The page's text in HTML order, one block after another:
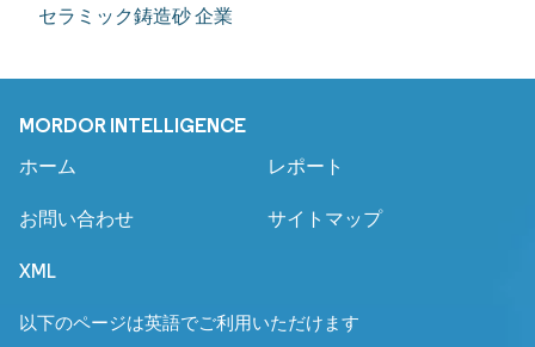
セラミック鋳造砂 企業
MORDOR INTELLIGENCE
ホーム レポート
お問い合わせ サイトマップ
XML
以下のページは英語でご利用いただけます